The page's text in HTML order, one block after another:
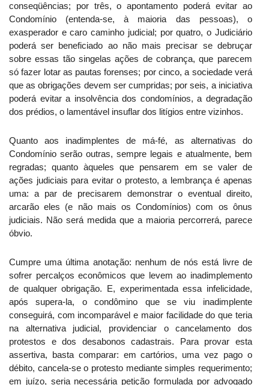
conseqüências; por três, o apontamento poderá evitar ao
Condomínio (entenda-se, à maioria das pessoas), o
exasperador e caro caminho judicial; por quatro, o Judiciário
poderá ser beneficiado ao não mais precisar se debruçar
sobre essas tão singelas ações de cobrança, que parecem
só fazer lotar as pautas forenses; por cinco, a sociedade verá
que as obrigações devem ser cumpridas; por seis, a iniciativa
poderá evitar a insolvência dos condomínios, a degradação
dos prédios, o lamentável insuflar dos litígios entre vizinhos.
Quanto aos inadimplentes de má-fé, as alternativas do
Condomínio serão outras, sempre legais e atualmente, bem
regradas; quanto àqueles que pensarem em se valer de
ações judiciais para evitar o protesto, a lembrança é apenas
uma: a par de precisarem demonstrar o eventual direito,
arcarão eles (e não mais os Condomínios) com os ônus
judiciais. Não será medida que a maioria percorrerá, parece
óbvio.
Cumpre uma última anotação: nenhum de nós está livre de
sofrer percalços econômicos que levem ao inadimplemento
de qualquer obrigação. E, experimentada essa infelicidade,
após supera-la, o condômino que se viu inadimplente
conseguirá, com incomparável e maior facilidade do que teria
na alternativa judicial, providenciar o cancelamento dos
protestos e dos desabonos cadastrais. Para provar esta
assertiva, basta comparar: em cartórios, uma vez pago o
débito, cancela-se o protesto mediante simples requerimento;
em juízo, seria necessária petição formulada por advogado